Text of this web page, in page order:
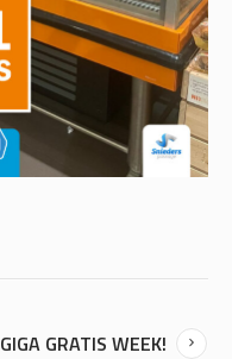
GIGA GRATIS WEEK!